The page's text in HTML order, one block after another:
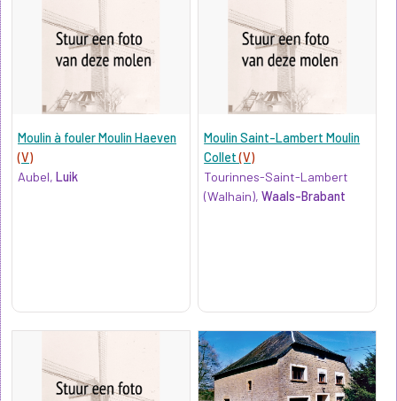
Moulin à fouler Moulin Haeven
(V)
Aubel, Luik
Moulin Saint-Lambert Moulin
Collet(V)
Tourinnes-Saint-Lambert
(Walhain),Waals-Brabant